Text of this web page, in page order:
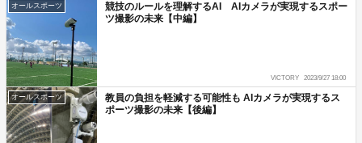
オールスポーツ
競技のルールを理解するAI AIカメラが実現するスポー
ツ撮影の未来【中編】
VICTORY 2023/9/27 18:00
オールスポーツ
教員の負担を軽減する可能性も AIカメラが実現するス
ポーツ撮影の未来【後編】